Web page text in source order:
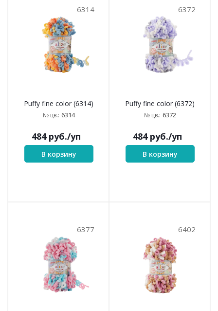
6314
Puffy fine color (6314)
№ цв.: 6314
484руб./уп
В корзину
6372
Puffy fine color (6372)
№ цв.: 6372
484руб./уп
В корзину
6377 6402